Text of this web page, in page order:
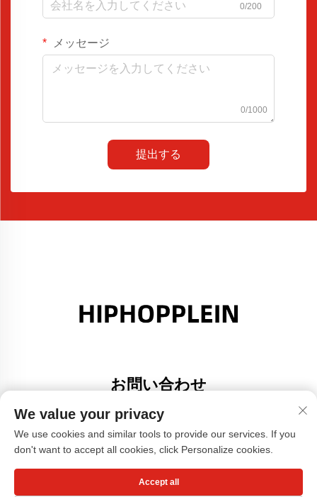
0/200
メッセージ
0/1000
提出する
お問い合わせ
Add: 広東省佛山市大里町金沙港創意園A棟308号室
電話番号：+86-17304049586
メールアドレス： [email protected]
We value your privacy
We use cookies and similar tools to provide our services. If you
don't want to accept all cookies, click Personalize cookies.
Accept all